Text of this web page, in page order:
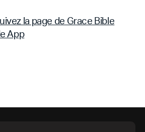
la page de Grace Bible
App